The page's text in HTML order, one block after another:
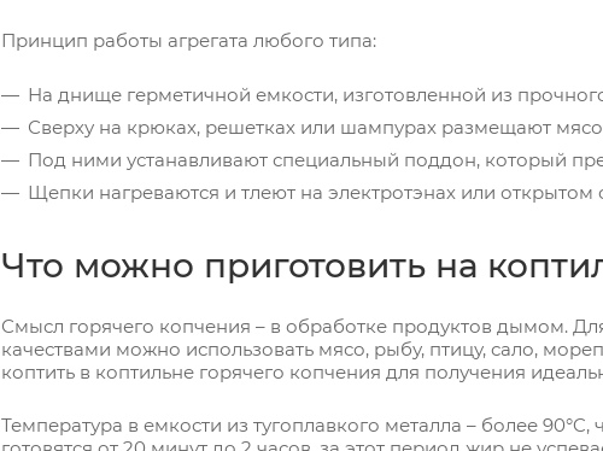
Принцип работы агрегата любого типа:
На днище герметичной емкости, изготовленной из
Сверху на крюках, решетках или шампурах размещают
Под ними устанавливают специальный поддон, который
Щепки нагреваются и тлеют на электротэнах или
Что можно приготовить на
Смысл горячего копчения – в обработке продуктов дымом.
качествами можно использовать мясо, рыбу, птицу, сало,
коптить в коптильне горячего копчения для получения
Температура в емкости из тугоплавкого металла – более